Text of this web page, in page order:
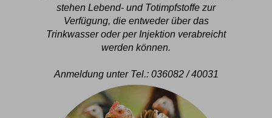
stehen Lebend- und Totimpfstoffe zur
Verfügung, die entweder über das
Trinkwasser oder per Injektion verabreicht
werden können.
Anmeldung unter Tel.: 036082 / 40031